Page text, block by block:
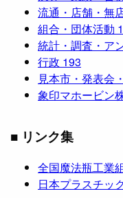
流通・店舗・無
組合・団体活動
統計・調査・ア
行政 193
見本市・発表会
象印マホービン
■ リンク集
全国魔法瓶工業
日本プラスチッ